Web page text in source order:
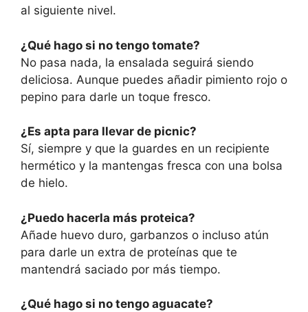
al siguiente nivel.
¿Qué hago si no tengo tomate?
No pasa nada, la ensalada seguirá siendo
deliciosa. Aunque puedes añadir pimiento rojo o
pepino para darle un toque fresco.
¿Es apta para llevar de picnic?
Sí, siempre y que la guardes en un recipiente
hermético y la mantengas fresca con una bolsa
de hielo.
¿Puedo hacerla más proteica?
Añade huevo duro, garbanzos o incluso atún
para darle un extra de proteínas que te
mantendrá saciado por más tiempo.
¿Qué hago si no tengo aguacate?